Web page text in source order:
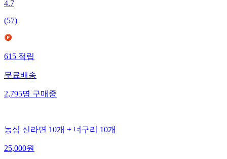
4.7
(57)
615적립
무료배송
2,795명구매중
농심 신라면 10개 + 너구리 10개
25,000원